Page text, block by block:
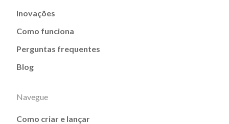
Inovações
Como funciona
Perguntas frequentes
Blog
Navegue
Como criar e lançar